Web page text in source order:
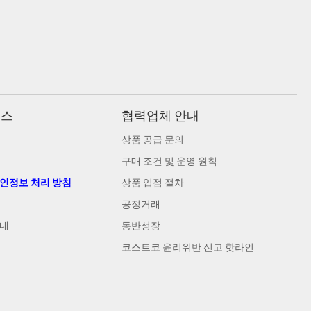
정보 처리 방침
협력업체 안내
상품 공급 문의
구매 조건 및 운영 원칙
상품 입점 절차
공정거래
동반성장
코스트코 윤리위반 신고 핫라인